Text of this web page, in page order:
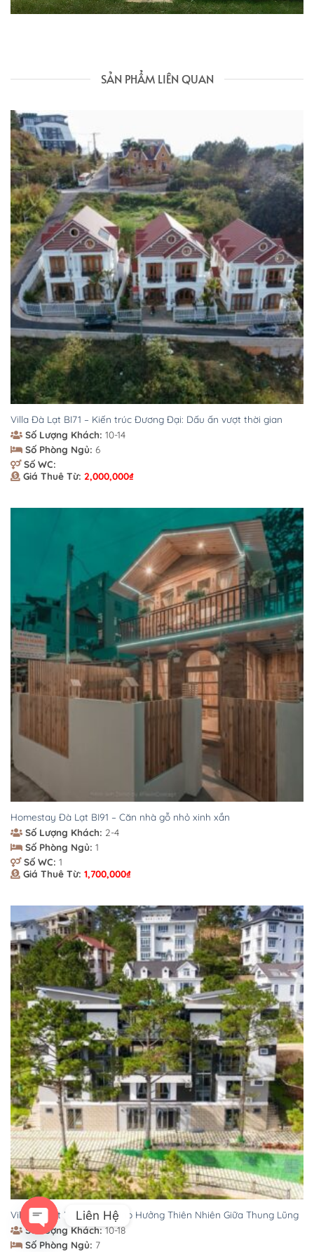
SẢN PHẨM LIÊN QUAN
Villa Đà Lạt BI71 – Kiến trúc Đương Đại: Dấu ấn vượt thời gian
Số Lượng Khách: 10-14
Số Phòng Ngủ: 6
Số WC:
Giá Thuê Từ: 2,000,000₫
Homestay Đà Lạt BI91 – Căn nhà gỗ nhỏ xinh xắn
Số Lượng Khách: 2-4
Số Phòng Ngủ: 1
Số WC: 1
Giá Thuê Từ: 1,700,000₫
Villa Đà Lạt BI44 – Bản Giao Hưởng Thiên Nhiên Giữa Thung Lũng
Số Lượng Khách: 10-18
Số Phòng Ngủ: 7
Liên Hệ
OPEN